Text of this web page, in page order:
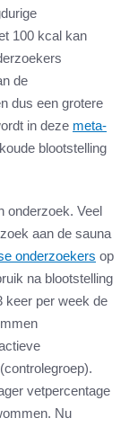
100 kcal kan
de
dus een grotere
in deze meta-
blootstelling
onderzoek. Veel
aan de sauna
onderzoekers op
na blootstelling
keer per week de
vetpercentage
Nu